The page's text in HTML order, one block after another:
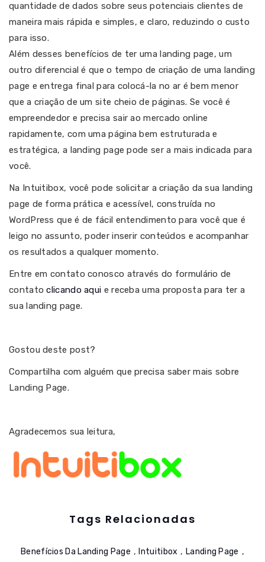
quantidade de dados sobre seus potenciais clientes de
maneira mais rápida e simples, e claro, reduzindo o custo
para isso.
Além desses benefícios de ter uma landing page, um
outro diferencial é que o tempo de criação de uma landing
page e entrega final para colocá-la no ar é bem menor
que a criação de um site cheio de páginas. Se você é
empreendedor e precisa sair ao mercado online
rapidamente, com uma página bem estruturada e
estratégica, a landing page pode ser a mais indicada para
você.
Na Intuitibox, você pode solicitar a criação da sua landing
page de forma prática e acessível, construída no
WordPress que é de fácil entendimento para você que é
leigo no assunto, poder inserir conteúdos e acompanhar
os resultados a qualquer momento.
Entre em contato conosco através do formulário de
contatoclicando aqui e receba uma proposta para ter a
sua landing page.
Gostou deste post?
Compartilha com alguém que precisa saber mais sobre
Landing Page.
Agradecemos sua leitura,
Tags Relacionadas
Benefícios Da Landing Page , Intuitibox ,Landing Page ,